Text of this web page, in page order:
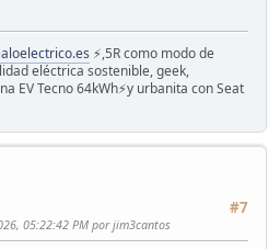
⚡️,5R como modo de
eléctrica sostenible, geek,
EV Tecno 64kWh⚡️y urbanita con Seat
#7
05:22:42 PM por jim3cantos